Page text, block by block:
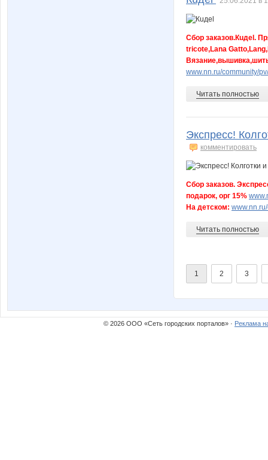
Сбор заказов.Кuдel.
tricote,Lana
www.nn.ru/community/
Читать полностью
Экспресс!
комментировать
Сбор заказов.
подарок, орг 15%
На детском:
Читать полностью
1 2 3
© 2026 ООО «Сеть городских порталов» · Реклама